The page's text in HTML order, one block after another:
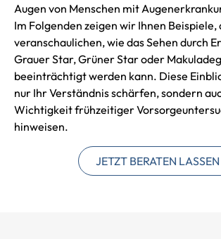
Augen von Menschen mit
Im Folgenden zeigen wir Ihnen Beispiele,
veranschaulichen, wie das Sehen durch
Grauer Star, Grüner Star oder
beeinträchtigt werden kann. Diese
nur Ihr Verständnis schärfen, sondern
Wichtigkeit frühzeitiger
hinweisen.
JETZT BERATEN LASSEN